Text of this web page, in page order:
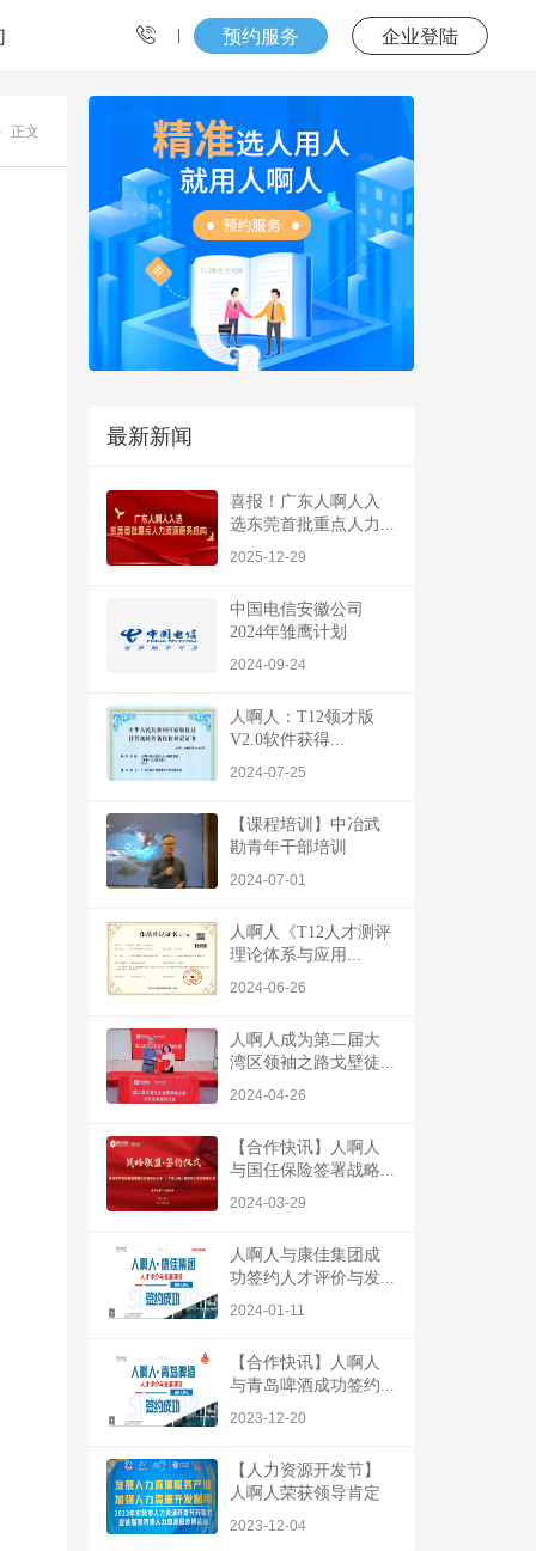
预约服务 企业登陆
正文
最新新闻
喜报！广东人啊人入
选东莞首批重点人力...
2025-12-29
中国电信安徽公司
2024年雏鹰计划
2024-09-24
人啊人：T12领才版
V2.0软件获得...
2024-07-25
【课程培训】中冶武
勘青年干部培训
2024-07-01
人啊人《T12人才测评
理论体系与应用...
2024-06-26
人啊人成为第二届大
湾区领袖之路戈壁徒...
2024-04-26
【合作快讯】人啊人
与国任保险签署战略...
2024-03-29
人啊人与康佳集团成
功签约人才评价与发...
2024-01-11
【合作快讯】人啊人
与青岛啤酒成功签约...
2023-12-20
【人力资源开发节】
人啊人荣获领导肯定
2023-12-04